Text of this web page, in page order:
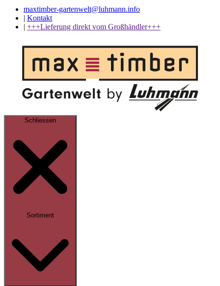
maxtimber-gartenwelt@luhmann.info
| Kontakt
| +++Lieferung direkt vom Großhändler+++
Schliessen
Sortiment